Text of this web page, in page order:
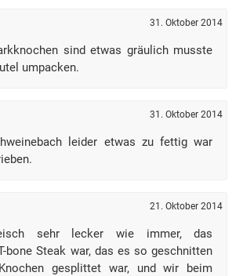
31. Oktober 2014
sind etwas gräulich musste
umpacken.
31. Oktober 2014
leider etwas zu fettig war
21. Oktober 2014
sehr lecker wie immer, das
bone Steak war, das es so geschnitten
gesplittet war, und wir beim